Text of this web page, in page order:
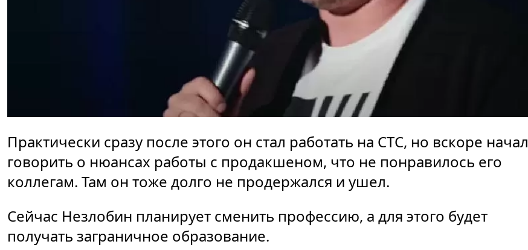
Практически сразу после этого он стал работать на СТС, но вскоре начал
говорить о нюансах работы с продакшеном, что не понравилось его
коллегам. Там он тоже долго не продержался и ушел.
Сейчас Незлобин планирует сменить профессию, а для этого будет
получать заграничное образование.